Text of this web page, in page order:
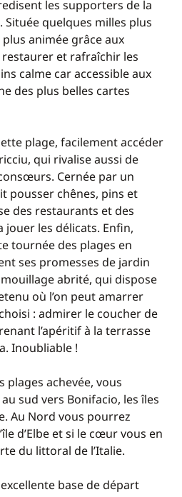
les supporters de la
Située quelques milles plus
animée grâce aux
et rafraîchir les
calme car accessible aux
des plus belles cartes
plage, facilement accéder
qui rivalise aussi de
Cernée par un
pousser chênes, pins et
des restaurants et des
jouer les délicats. Enfin,
tournée des plages en
ses promesses de jardin
mouillage abrité, qui dispose
où l’on peut amarrer
: admirer le coucher de
l’apéritif à la terrasse
Inoubliable !
plages achevée, vous
sud vers Bonifacio, les îles
Au Nord vous pourrez
d’Elbe et si le cœur vous en
du littoral de l’Italie.
base de départ